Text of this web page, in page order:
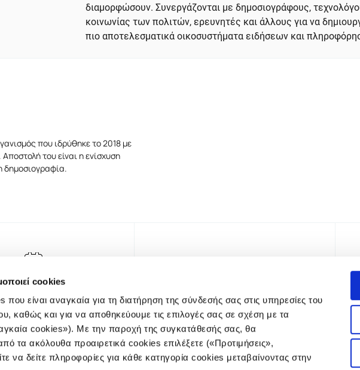
cookies
είναι αναγκαία για τη διατήρηση της σύνδεσής σας στις υπηρεσίες του
καθώς και για να αποθηκεύουμε τις επιλογές σας σε σχέση με τα
cookies»). Με την παροχή της συγκατάθεσής σας, θα
τα ακόλουθα προαιρετικά cookies επιλέξετε («Προτιμήσεις»,
να δείτε πληροφορίες για κάθε κατηγορία cookies μεταβαίνοντας στην
διαμορφώσουν. Συνεργάζονται με δημοσιογράφους,
κοινωνίας των πολιτών, ερευνητές και άλλους για να
πιο αποτελεσματικά οικοσυστήματα ειδήσεων και
που ιδρύθηκε το 2018 με
του είναι η ενίσχυση
δημοσιογραφία.
NEWSLETTER